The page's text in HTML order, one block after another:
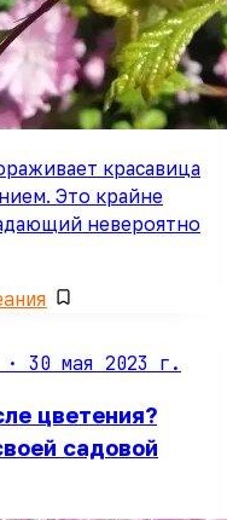
красавица
Это крайне
невероятно
· 30 мая 2023 г.
цветения?
садовой